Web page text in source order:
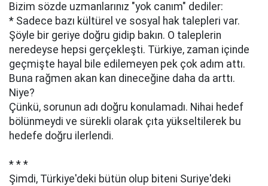
Bizim sözde uzmanlarınız "yok canım" dediler:
* Sadece bazı kültürel ve sosyal hak talepleri var.
Şöyle bir geriye doğru gidip bakın. O taleplerin
neredeyse hepsi gerçekleşti. Türkiye, zaman içinde
geçmişte hayal bile edilemeyen pek çok adım attı.
Buna rağmen akan kan dineceğine daha da arttı.
Niye?
Çünkü, sorunun adı doğru konulamadı. Nihai hedef
bölünmeydi ve sürekli olarak çıta yükseltilerek bu
hedefe doğru ilerlendi.
* * *
Şimdi, Türkiye'deki bütün olup biteni Suriye'deki